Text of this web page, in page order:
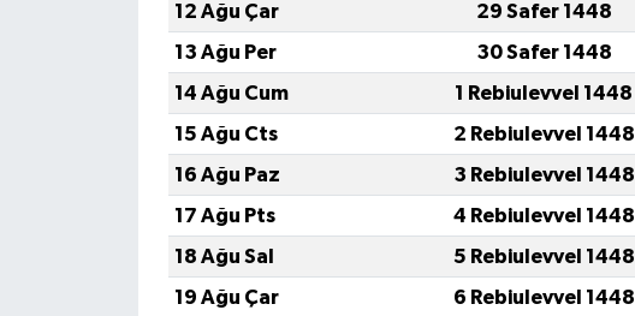
12 Ağu Çar
29 Safer 1448
13 Ağu Per
30 Safer 1448
14 Ağu Cum
1 Rebiulevvel 1448
15 Ağu Cts
2 Rebiulevvel 1448
16 Ağu Paz
3 Rebiulevvel 1448
17 Ağu Pts
4 Rebiulevvel 1448
18 Ağu Sal
5 Rebiulevvel 1448
19 Ağu Çar
6 Rebiulevvel 1448